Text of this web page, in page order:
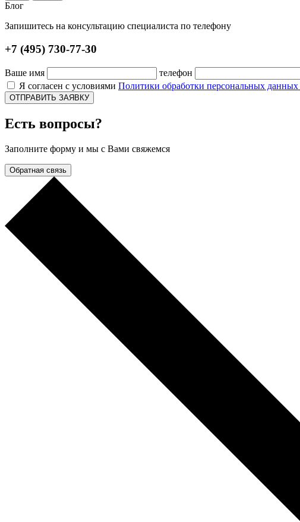
Блог
Запишитесь на консультацию специалиста по телефону
+7 (495) 730-77-30
Ваше имя телефон
Я согласен с условиями Политики обработки персональных данных
ОТПРАВИТЬ ЗАЯВКУ
Есть вопросы?
Заполните форму и мы с Вами свяжемся
Обратная связь